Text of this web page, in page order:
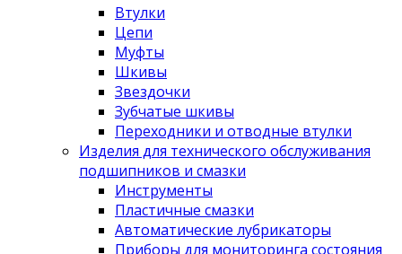
Втулки
Цепи
Муфты
Шкивы
Звездочки
Зубчатые шкивы
Переходники и отводные втулки
Изделия для технического обслуживания
подшипников и смазки
Инструменты
Пластичные смазки
Автоматические лубрикаторы
Приборы для мониторинга состояния